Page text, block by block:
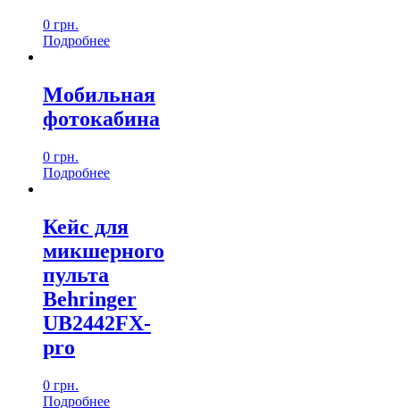
0 грн.
Подробнеe
Мобильная
фотокабина
0 грн.
Подробнеe
Кейс для
микшерного
пульта
Behringer
UB2442FX-
pro
0 грн.
Подробнеe